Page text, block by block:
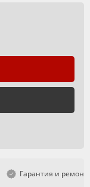
Гарантия и ремонт